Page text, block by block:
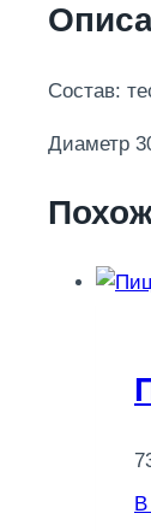
Состав:
Диаметр
В